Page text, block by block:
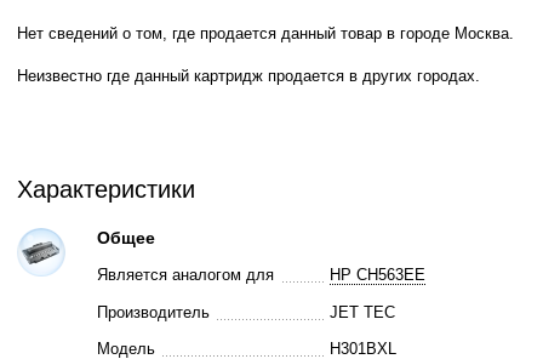
Нет сведений о том, где продается данный товар в городе Москва.
Неизвестно где данный картридж продается в других городах.
Характеристики
Общее
Является аналогом для HP CH563EE
Производитель
JET TEC
Модель
H301BXL